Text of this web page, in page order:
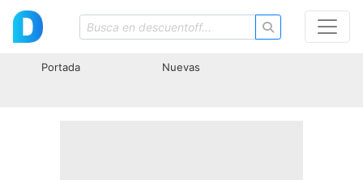
Portada Nuevas